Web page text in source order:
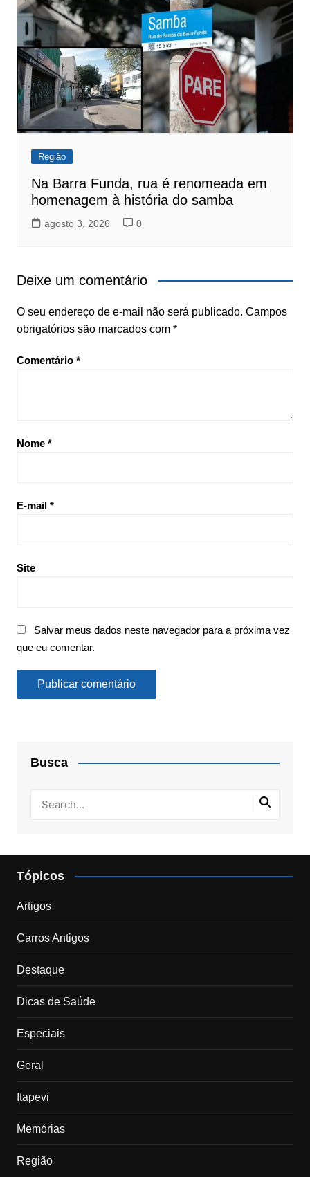
Região
Na Barra Funda, rua é renomeada em
homenagem à história do samba
agosto 3, 2026 0
Deixe um comentário
O seu endereço de e-mail não será publicado. Campos
obrigatórios são marcados com *
Comentário *
Nome *
E-mail *
Site
Salvar meus dados neste navegador para a próxima vez
que eu comentar.
Busca
Tópicos
Artigos
Carros Antigos
Destaque
Dicas de Saúde
Especiais
Geral
Itapevi
Memórias
Região